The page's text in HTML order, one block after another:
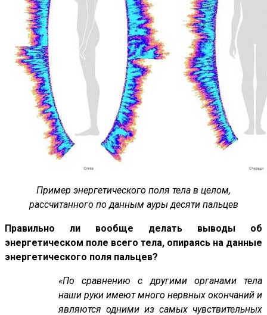
Пример энергетического поля тела в целом,
рассчитанного по данным ауры десяти пальцев
Правильно ли вообще делать выводы об
энергетическом поле всего тела, опираясь на данные
энергетического поля пальцев?
«По сравнению с другими органами тела
наши руки имеют много нервных окончаний и
являются одними из самых чувствительных